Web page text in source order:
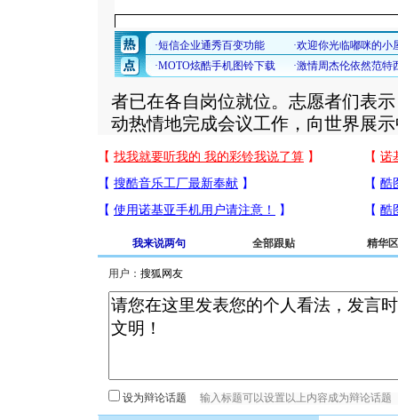
者已在各自岗位就位。志愿者们表
动热情地完成会议工作，向世界展
我来说两句 全部跟贴 精华区
用户：
设为辩论话题